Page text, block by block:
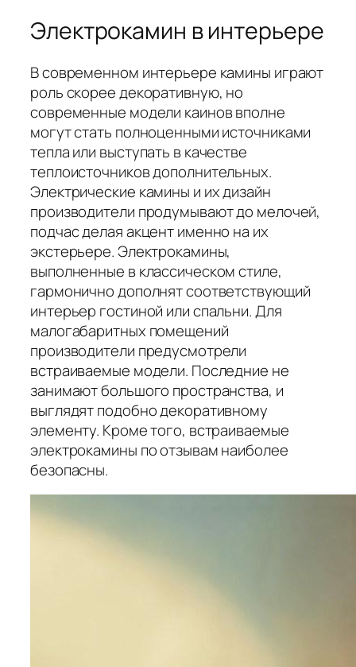
Электрокамин в интерьере
В современном интерьере камины играют
роль скорее декоративную, но
современные модели каинов вполне
могут стать полноценными источниками
тепла или выступать в качестве
теплоисточников дополнительных.
Электрические камины и их дизайн
производители продумывают до мелочей,
подчас делая акцент именно на их
экстерьере. Электрокамины,
выполненные в классическом стиле,
гармонично дополнят соответствующий
интерьер гостиной или спальни. Для
малогабаритных помещений
производители предусмотрели
встраиваемые модели. Последние не
занимают большого пространства, и
выглядят подобно декоративному
элементу. Кроме того, встраиваемые
электрокамины по отзывам наиболее
безопасны.